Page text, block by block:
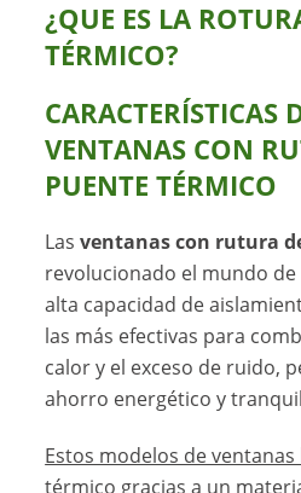
¿QUE ES LA
TÉRMICO?
CARACTERÍSTICAS
VENTANAS CON
PUENTE TÉRMICO
Lasventanas con rutura
revolucionado el mundo
alta capacidad de
las más efectivas para
calor y el exceso de ruido,
ahorro energético y
Estos modelos de
térmico gracias a un